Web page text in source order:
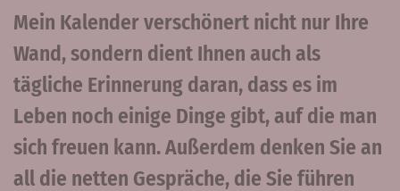
Mein Kalender verschönert nicht nur Ihre
Wand, sondern dient Ihnen auch als
tägliche Erinnerung daran, dass es im
Leben noch einige Dinge gibt, auf die man
sich freuen kann. Außerdem denken Sie an
all die netten Gespräche, die Sie führen